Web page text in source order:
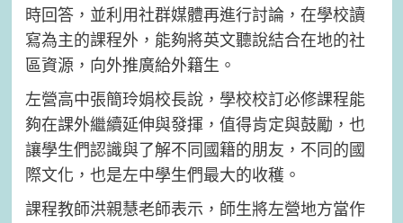
時回答，並利用社群媒體再進行討論，在學校讀
寫為主的課程外，能夠將英文聽說結合在地的社
區資源，向外推廣給外籍生。
左營高中張簡玲娟校長說，學校校訂必修課程能
夠在課外繼續延伸與發揮，值得肯定與鼓勵，也
讓學生們認識與了解不同國籍的朋友，不同的國
際文化，也是左中學生們最大的收穫。
課程教師洪親慧老師表示，師生將左營地方當作